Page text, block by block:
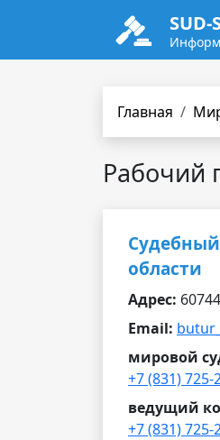
SUD-
Главная
Рабочий
области
Адрес:
Email:
мировой
+7 (831) 725-
ведущий
+7 (831) 725-